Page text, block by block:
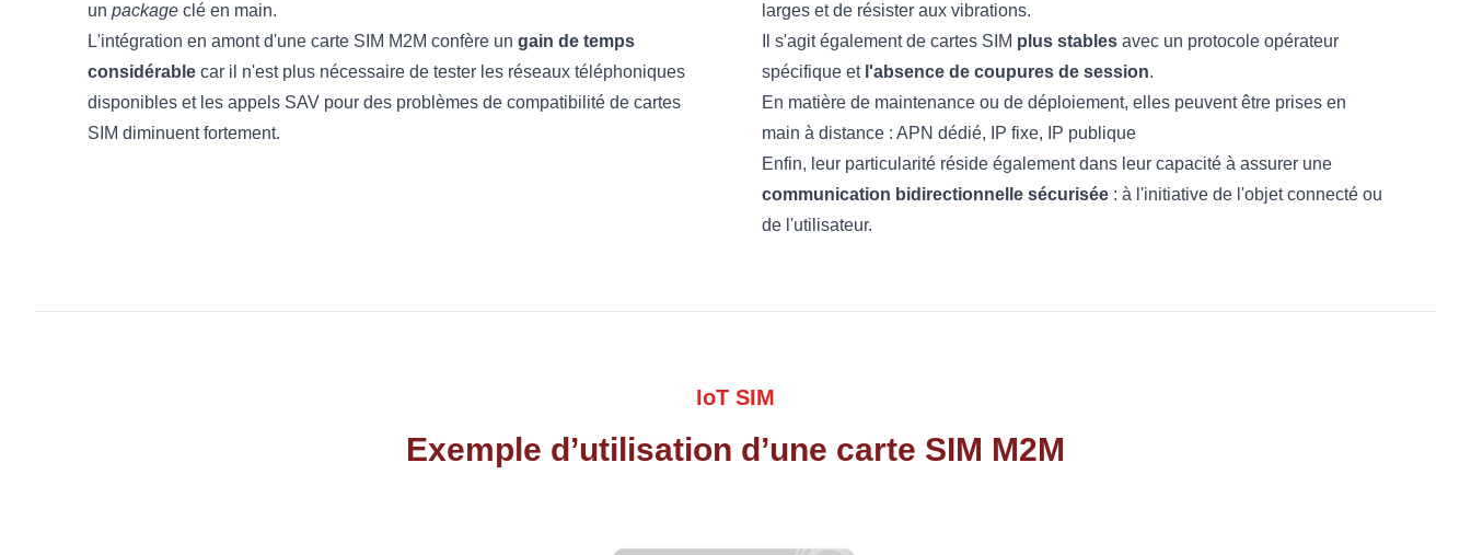
un package clé en main.
L'intégration en amont d'une carte SIM M2M confère un gain de temps
considérable car il n'est plus nécessaire de tester les réseaux téléphoniques
disponibles et les appels SAV pour des problèmes de compatibilité de cartes
SIM diminuent fortement.
larges et de résister aux vibrations.
Il s'agit également de cartes SIM plus stables avec un protocole opérateur
spécifique et l'absence de coupures de session.
En matière de maintenance ou de déploiement, elles peuvent être prises en
main à distance : APN dédié, IP fixe, IP publique
Enfin, leur particularité réside également dans leur capacité à assurer une
communication bidirectionnelle sécurisée : à l'initiative de l'objet connecté ou
de l'utilisateur.
IoT SIM
Exemple d’utilisation d’une carte SIM M2M